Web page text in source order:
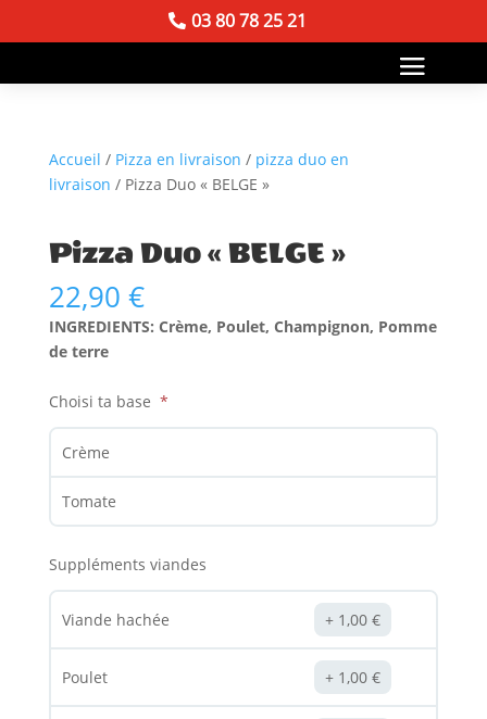
03 80 78 25 21
Accueil / Pizza en livraison / pizza duo en
livraison / Pizza Duo « BELGE »
Pizza Duo « BELGE »
22,90 €
INGREDIENTS: Crème, Poulet, Champignon, Pomme
de terre
Choisi ta base
Crème
Tomate
Suppléments viandes
Viande hachée 1,00€
Poulet 1,00€